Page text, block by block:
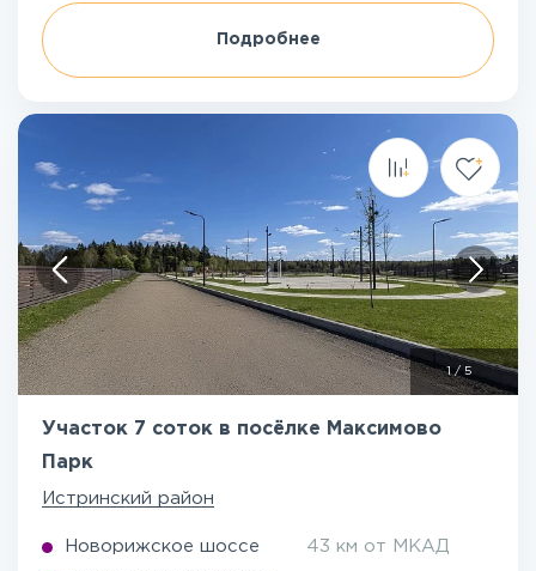
Подробнее
1/ 5
Участок 7 соток в посёлке Максимово
Парк
Истринский район
Новорижское шоссе 43 км от МКАД